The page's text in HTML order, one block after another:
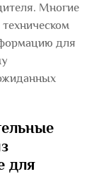
Многие
для
для